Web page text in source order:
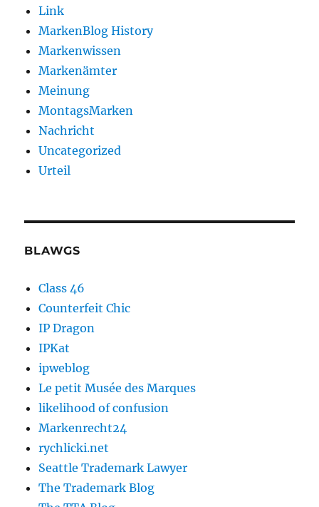
Link
MarkenBlog History
Markenwissen
Markenämter
Meinung
MontagsMarken
Nachricht
Uncategorized
Urteil
BLAWGS
Class 46
Counterfeit Chic
IP Dragon
IPKat
ipweblog
Le petit Musée des Marques
likelihood of confusion
Markenrecht24
rychlicki.net
Seattle Trademark Lawyer
The Trademark Blog